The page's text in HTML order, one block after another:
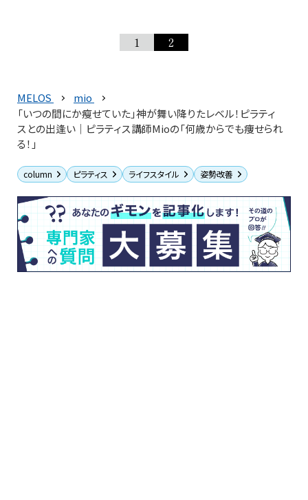
1 2
MELOS
mio
「いつの間にか瘦せていた」神が舞い降りたレベル！ピラティ
スとの出逢い｜ピラティス講師Mioの「何歳からでも痩せられ
る！」
column ピラティス ライフスタイル 姿勢改善